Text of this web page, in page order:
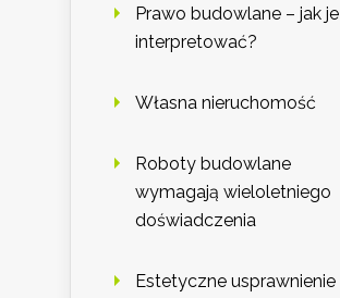
Prawo budowlane – jak je
interpretować?
Własna nieruchomość
Roboty budowlane
wymagają wieloletniego
doświadczenia
Estetyczne usprawnienie